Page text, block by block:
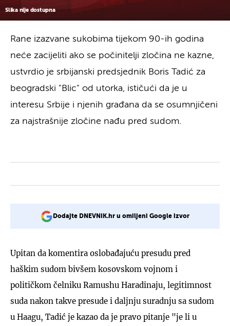
Slika nije dostupna
Rane izazvane sukobima tijekom 90-ih godina
neće zacijeliti ako se počinitelji zločina ne kazne,
ustvrdio je srbijanski predsjednik Boris Tadić za
beogradski "Blic" od utorka, ističući da je u
interesu Srbije i njenih građana da se osumnjičeni
za najstrašnije zločine nađu pred sudom.
Dodajte DNEVNIK.hr u omiljeni Google izvor
Upitan da komentira oslobađajuću presudu pred
haškim sudom bivšem kosovskom vojnom i
političkom čelniku Ramushu Haradinaju, legitimnost
suda nakon takve presude i daljnju suradnju sa sudom
u Haagu, Tadić je kazao da je pravo pitanje "je li u